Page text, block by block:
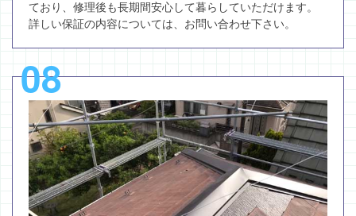
ており、修理後も長期間安心して暮らしていただけます。
詳しい保証の内容については、お問い合わせ下さい。
08